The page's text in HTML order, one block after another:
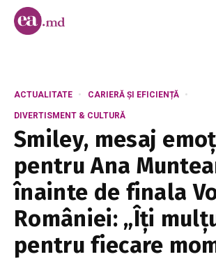
ACTUALITATE CARIERĂ ȘI EFICIENȚĂ
DIVERTISMENT & CULTURĂ
Smiley, mesaj
pentru Ana
înainte de finala
României: „Îți
pentru fiecare